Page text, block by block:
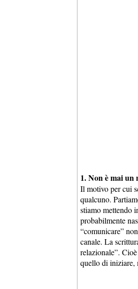
1. Non è mai un
Il motivo per cui
qualcuno.
stiamo mettendo
probabilmente
“comunicare”
canale. La
relazionale”.
quello di iniziare,